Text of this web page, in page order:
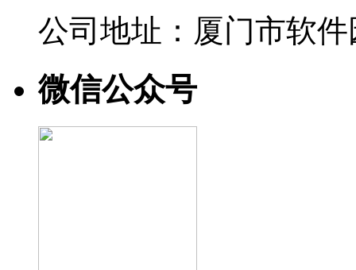
公司地址：厦门市软
微信公众号